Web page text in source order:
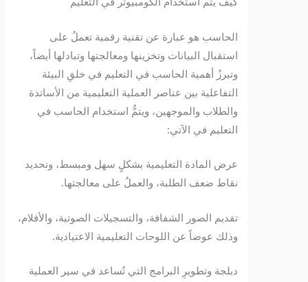
الحاسب هو عبارة عن تقنية رقمية تعملُ على
استقبال البيانات وتخزينها ومعالجتها وتبادلها أيضاً،
وتبرزُ أهمية الحاسب في التعليم في خلقِ البيئة
التفاعلية بين عناصر العملية التعليمية من الأساتذة
والطلاب والموجهين، ويتمُّ استخدام الحاسب في
التعليم في الآتي:
عرض المادة التعليمية بشكلٍ سهل ومبسط، وتحديد
نقاط ضعف الطلبة، والعملُ على معالجتها.
تقديم الصور الشفافة، والتسجيلات الصوتية، والأفلام،
وذلك عوضاً عن اللوحات التعليمية الاعتيادية.
دبلجة وتطويرِ البرامج التي تُساعد في سير العملية